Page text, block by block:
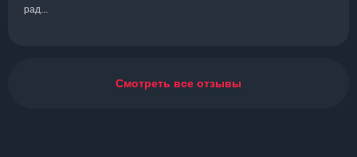
рад...
Смотреть все отзывы